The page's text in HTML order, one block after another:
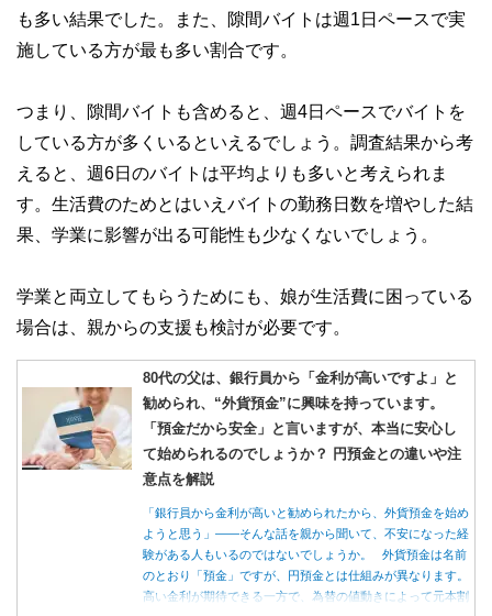
私たちは、快適でより良い生活のアイデアを提供するお金の
コンシェルジュを目指します。
も多い結果でした。また、隙間バイトは週1日ペースで実
施している方が最も多い割合です。
つまり、隙間バイトも含めると、週4日ペースでバイトを
している方が多くいるといえるでしょう。調査結果から考
えると、週6日のバイトは平均よりも多いと考えられま
す。生活費のためとはいえバイトの勤務日数を増やした結
果、学業に影響が出る可能性も少なくないでしょう。
学業と両立してもらうためにも、娘が生活費に困っている
場合は、親からの支援も検討が必要です。
80代の父は、銀行員から「金利が高いですよ」と
勧められ、“外貨預金”に興味を持っています。
「預金だから安全」と言いますが、本当に安心し
て始められるのでしょうか？ 円預金との違いや注
意点を解説
「銀行員から金利が高いと勧められたから、外貨預金を始め
ようと思う」――そんな話を親から聞いて、不安になった経
験がある人もいるのではないでしょうか。 外貨預金は名前
のとおり「預金」ですが、円預金とは仕組みが異なります。
高い金利が期待できる一方で、為替の値動きによって元本割